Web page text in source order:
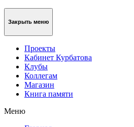
Закрыть меню
Проекты
Кабинет Курбатова
Клубы
Коллегам
Магазин
Книга памяти
Меню